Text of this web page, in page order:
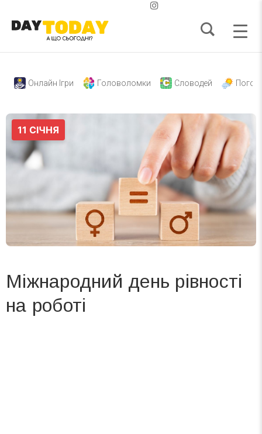
Онлайн Ігри Головоломки Словодей
Міжнародний день рівності
на роботі